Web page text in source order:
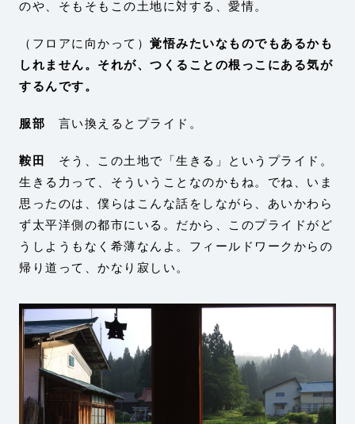
のや、そもそもこの土地に対する、愛情。
（フロアに向かって） 覚悟みたいなものでもあるかも
しれません。それが、つくることの根っこにある気が
するんです。
服部 言い換えるとプライド。
鞍田
そう、この土地で「生きる」というプライド。
生きる力って、そういうことなのかもね。でね、いま
思ったのは、僕らはこんな話をしながら、あいかわら
ず太平洋側の都市にいる。だから、このプライドがど
うしようもなく希薄なんよ。フィールドワークからの
帰り道って、かなり寂しい。